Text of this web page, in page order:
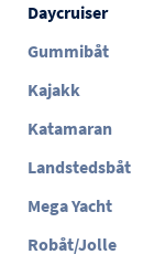
Daycruiser
Gummibåt
Kajakk
Katamaran
Landstedsbåt
Mega Yacht
Robåt/Jolle